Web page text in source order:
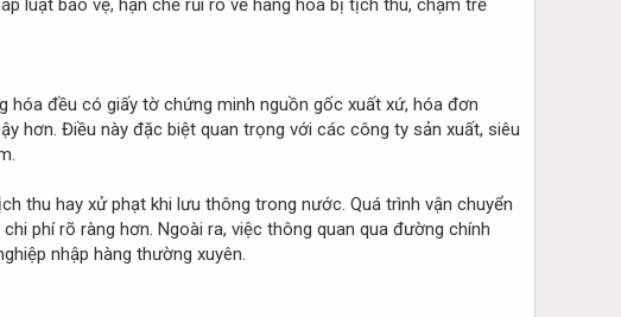
luật bảo vệ, hạn chế rủi ro về hàng hóa bị tịch thu, chậm trễ
hóa đều có giấy tờ chứng minh nguồn gốc xuất xứ, hóa đơn
hơn. Điều này đặc biệt quan trọng với các công ty sản xuất, siêu
thu hay xử phạt khi lưu thông trong nước. Quá trình vận chuyển
phí rõ ràng hơn. Ngoài ra, việc thông quan qua đường chính
nhập hàng thường xuyên.